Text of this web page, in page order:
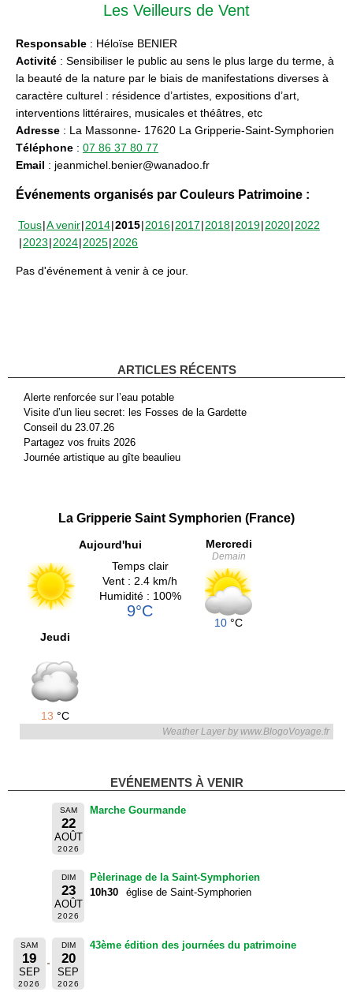
Les Veilleurs de Vent
Responsable : Héloïse BENIER
Activité : Sensibiliser le public au sens le plus large du terme, à
la beauté de la nature par le biais de manifestations diverses à
caractère culturel : résidence d’artistes, expositions d’art,
interventions littéraires, musicales et théâtres, etc
Adresse : La Massonne- 17620 La Gripperie-Saint-Symphorien
Téléphone : 07 86 37 80 77
Email : jeanmichel.benier@wanadoo.fr
Événements organisés par Couleurs Patrimoine :
Tous A venir 2014 2015 2016 2017 2018 2019 2020 2022
2023 2024 2025 2026
Pas d'événement à venir à ce jour.
ARTICLES RÉCENTS
Alerte renforcée sur l’eau potable
Visite d’un lieu secret: les Fosses de la Gardette
Conseil du 23.07.26
Partagez vos fruits 2026
Journée artistique au gîte beaulieu
La Gripperie Saint Symphorien (France)
Aujourd'hui
Temps clair
Vent : 2.4 km/h
Humidité : 100%
9°C
Mercredi
Demain
10 °C
Jeudi
13 °C
Weather Layer by www.BlogoVoyage.fr
EVÉNEMENTS À VENIR
SAM
22
AOÛT
2026
Marche Gourmande
DIM
23
AOÛT
2026
Pèlerinage de la Saint-Symphorien
10h30
église de Saint-Symphorien
SAM
19
SEP
2026
DIM
20
SEP
2026
43ème édition des journées du patrimoine